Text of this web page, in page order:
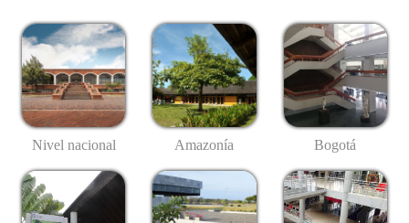
Nivel nacional Amazonía Bogotá